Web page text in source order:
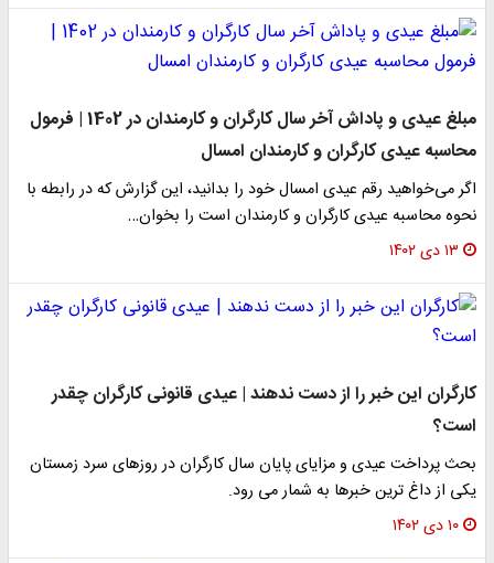
مبلغ عیدی و پاداش آخر سال کارگران و کارمندان در 1402 | فرمول
محاسبه عیدی کارگران و کارمندان امسال
اگر می‌خواهید رقم عیدی امسال خود را بدانید، این گزارش که در رابطه با
نحوه محاسبه عیدی کارگران و کارمندان است را بخوان…
۱۳ دی ۱۴۰۲
کارگران این خبر را از دست ندهند | عیدی قانونی کارگران چقدر
است؟
بحث پرداخت عیدی و مزایای پایان سال کارگران در روزهای سرد زمستان
یکی از داغ ترین خبرها به شمار می رود.
۱۰ دی ۱۴۰۲